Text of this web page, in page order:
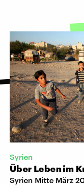
Syrien
Über Leben im
Syrien Mitte März